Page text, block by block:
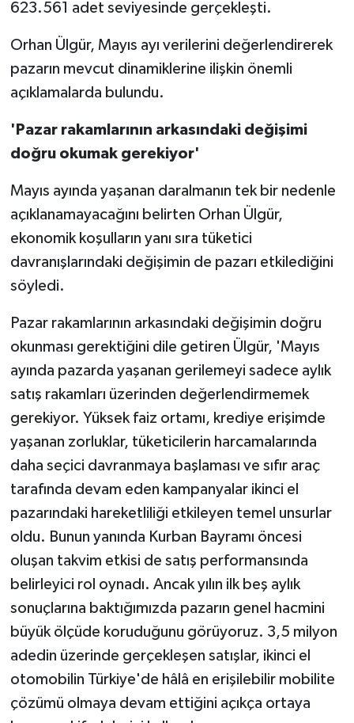
623.561 adet seviyesinde gerçekleşti.
Orhan Ülgür, Mayıs ayı verilerini değerlendirerek
pazarın mevcut dinamiklerine ilişkin önemli
açıklamalarda bulundu.
'Pazar rakamlarının arkasındaki değişimi
doğru okumak gerekiyor'
Mayıs ayında yaşanan daralmanın tek bir nedenle
açıklanamayacağını belirten Orhan Ülgür,
ekonomik koşulların yanı sıra tüketici
davranışlarındaki değişimin de pazarı etkilediğini
söyledi.
Pazar rakamlarının arkasındaki değişimin doğru
okunması gerektiğini dile getiren Ülgür, 'Mayıs
ayında pazarda yaşanan gerilemeyi sadece aylık
satış rakamları üzerinden değerlendirmemek
gerekiyor. Yüksek faiz ortamı, krediye erişimde
yaşanan zorluklar, tüketicilerin harcamalarında
daha seçici davranmaya başlaması ve sıfır araç
tarafında devam eden kampanyalar ikinci el
pazarındaki hareketliliği etkileyen temel unsurlar
oldu. Bunun yanında Kurban Bayramı öncesi
oluşan takvim etkisi de satış performansında
belirleyici rol oynadı. Ancak yılın ilk beş aylık
sonuçlarına baktığımızda pazarın genel hacmini
büyük ölçüde koruduğunu görüyoruz. 3,5 milyon
adedin üzerinde gerçekleşen satışlar, ikinci el
otomobilin Türkiye'de hâlâ en erişilebilir mobilite
çözümü olmaya devam ettiğini açıkça ortaya